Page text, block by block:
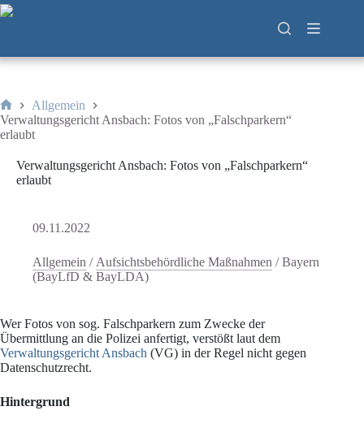
Zum
Inhalt
Start
Allgemein
Verwaltungsgericht Ansbach: Fotos von „Falschparkern“
erlaubt
Verwaltungsgericht Ansbach: Fotos von „Falschparkern“
erlaubt
09.11.2022
Allgemein / Aufsichtsbehördliche Maßnahmen /Bayern
(BayLfD & BayLDA)
Wer Fotos von sog. Falschparkern zum Zwecke der
Übermittlung an die Polizei anfertigt, verstößt laut dem
Verwaltungsgericht Ansbach (VG) in der Regel nicht gegen
Datenschutzrecht.
Hintergrund